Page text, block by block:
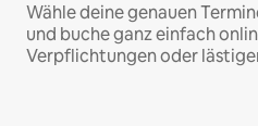
Wähle deine genauen
und buche ganz einfach
Verpflichtungen oder